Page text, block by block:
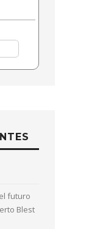
futuro
Blest